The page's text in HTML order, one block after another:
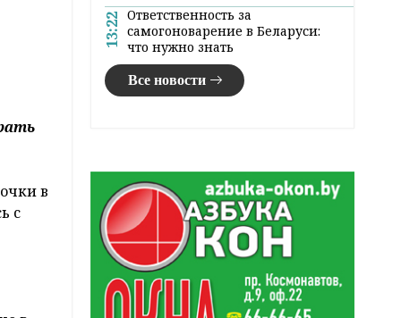
в
с
13:22 Ответственность за
самогоноварение в Беларуси:
что нужно знать
Все новости